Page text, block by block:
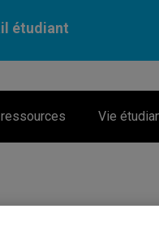
étudiant
Vie